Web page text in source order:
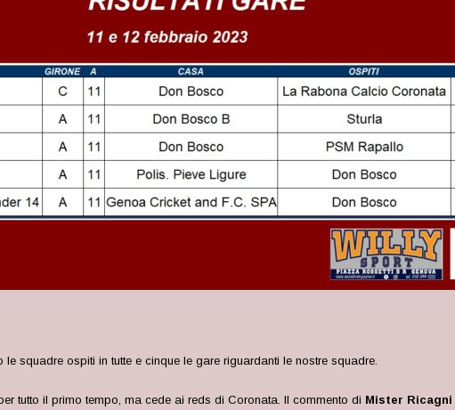
squadre ospiti in tutte e cinque le gare riguardanti le nostre squadre.
tutto il primo tempo, ma cede ai reds di Coronata. Il commento di Mister Ricagni